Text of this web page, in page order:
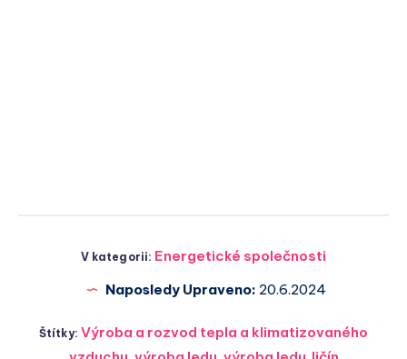
V kategorii: Energetické společnosti
Naposledy Upraveno: 20.6.2024
Štítky:Výroba a rozvod tepla a klimatizovaného